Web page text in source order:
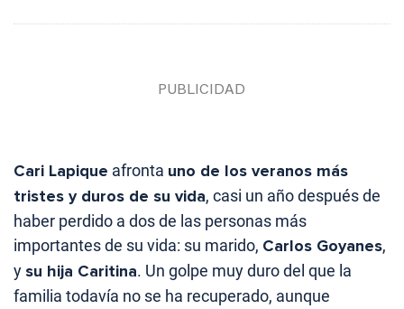
Cari Lapique afronta uno de los veranos más
tristes y duros de su vida, casi un año después de
haber perdido a dos de las personas más
importantes de su vida: su marido, Carlos Goyanes,
y su hija Caritina. Un golpe muy duro del que la
familia todavía no se ha recuperado, aunque